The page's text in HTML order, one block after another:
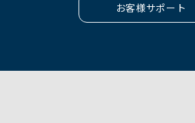
お客様サポート
（別
ウ
ウ